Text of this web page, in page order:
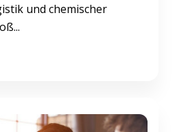
und chemischer